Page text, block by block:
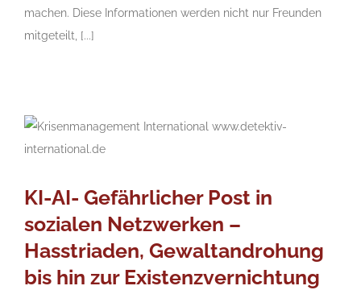
machen. Diese Informationen werden nicht nur Freunden
mitgeteilt, [...]
KI-AI- Gefährlicher Post in
sozialen Netzwerken –
Hasstriaden, Gewaltandrohung
bis hin zur Existenzvernichtung